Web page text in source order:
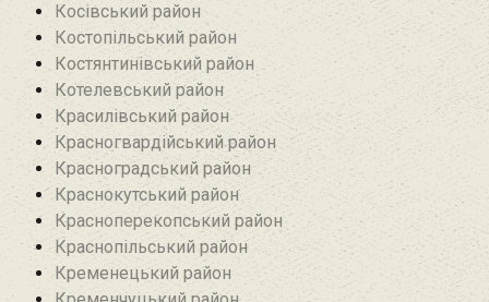
Косівський район
Костопільський район
Костянтинівський район‎
Котелевський район
Красилівський район
Красногвардійський район
Красноградський район
Краснокутський район
Красноперекопський район
Краснопільський район
Кременецький район